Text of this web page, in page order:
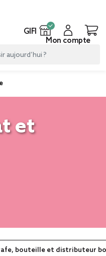
GIFI
Mon compte
et
bouteille et distributeur